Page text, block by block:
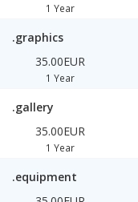
1 Year
.graphics
35.00EUR
1 Year
.gallery
35.00EUR
1 Year
.equipment